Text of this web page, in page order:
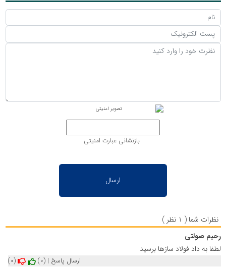
بازنشانی عبارت امنیتی
نظرات شما ( 1 نظر )
رحیم صولتی
لطفا به داد فولاد سازها برسید
(0)
(0) ارسال پاسخ |